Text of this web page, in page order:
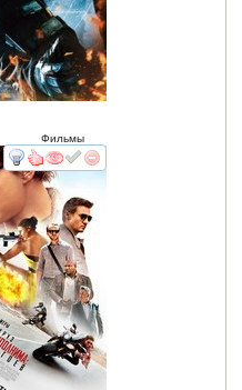
Фильмы
смотретьинтересует